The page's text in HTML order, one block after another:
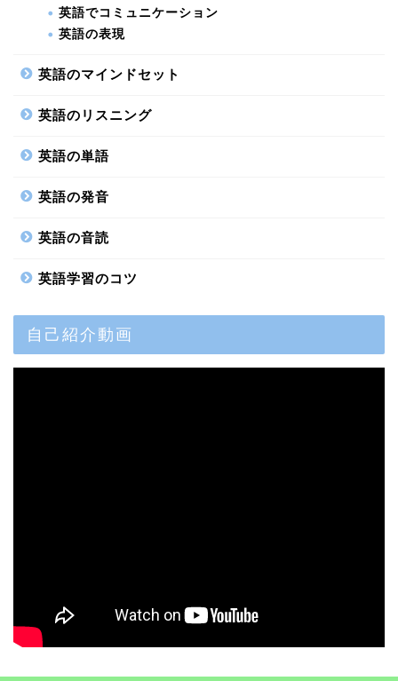
英語でコミュニケーション
英語の表現
英語のマインドセット
英語のリスニング
英語の単語
英語の発音
英語の音読
英語学習のコツ
自己紹介動画